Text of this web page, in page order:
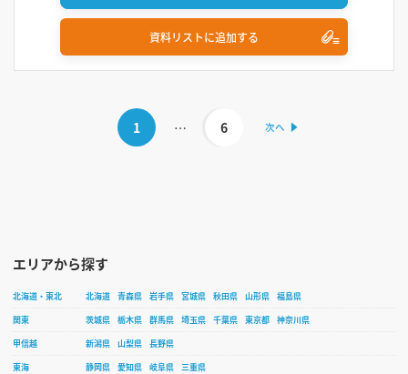
資料リストに追加する
1 … 6
エリアから探す
北海道・東北 北海道 青森県 岩手県 宮城県 秋田県 山形県
福島県
関東
茨城県 栃木県 群馬県 埼玉県 千葉県 東京都
神奈川県
甲信越
新潟県 山梨県
長野県
東海
静岡県 愛知県 岐阜県
三重県